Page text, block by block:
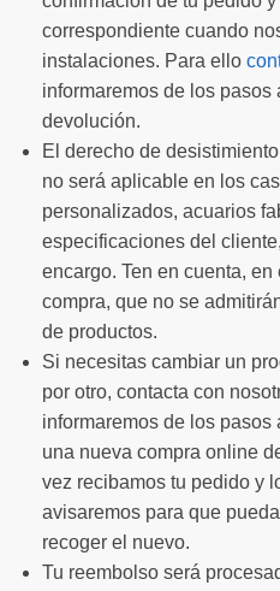
correspondiente cuando
instalaciones. Para ello
informaremos de los
devolución.
El derecho de
no será aplicable en los
personalizados, acuarios
especificaciones del
encargo. Ten en cuenta,
compra, que no se
de productos.
Si necesitas cambiar un
por otro, contacta con
informaremos de los
una nueva compra online
vez recibamos tu pedido y
avisaremos para que
recoger el nuevo.
Tu reembolso será